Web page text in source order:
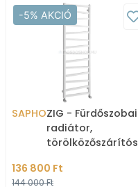
-5% AKCIÓ
SAPHOZIG - Fürdőszobai
radiátor,
törölközőszárítós
50x157,2cm - Fehér
136 800 Ft
144 000 Ft